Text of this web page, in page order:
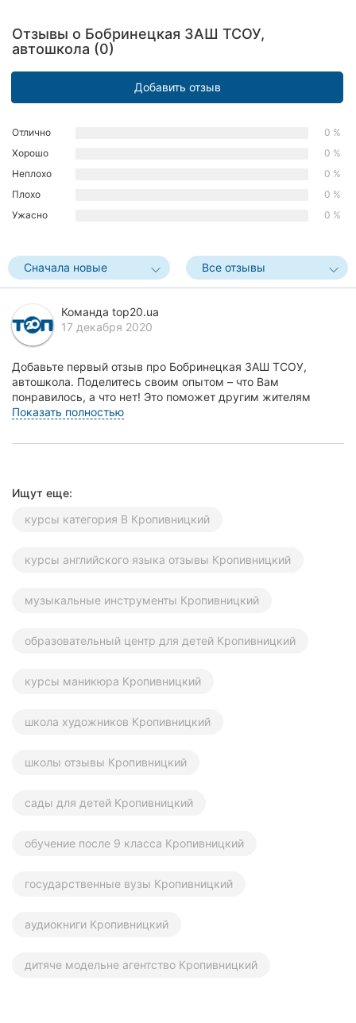
Запорожье
Кривой
Николаев
Херсон
Чернигов
Черкассы
Черновцы
Сумы
Ивано-
Ужгород
Отзывы о Бобринецкая ЗАШ ТСОУ,
автошкола (0)
Добавить отзыв
Отлично
0 %
Хорошо
0 %
Неплохо
0 %
Плохо
0 %
Ужасно
0 %
Сначала новые Все отзывы
Команда top20.ua
17 декабря 2020
Добавьте первый отзыв про Бобринецкая ЗАШ ТСОУ,
автошкола. Поделитесь своим опытом – что Вам
понравилось, а что нет! Это поможет другим жителям
Кропи...
Показать полностью
Ищут еще:
курсы категория В Кропивницкий
курсы английского языка отзывы Кропивницкий
музыкальные инструменты Кропивницкий
образовательный центр для детей Кропивницкий
курсы маникюра Кропивницкий
школа художников Кропивницкий
школы отзывы Кропивницкий
сады для детей Кропивницкий
обучение после 9 класса Кропивницкий
государственные вузы Кропивницкий
аудиокниги Кропивницкий
дитяче модельне агентство Кропивницкий